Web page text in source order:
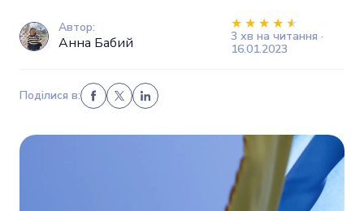
Автор:
Анна Бабий
3 хв на читання ·
16.01.2023
Поділися в: